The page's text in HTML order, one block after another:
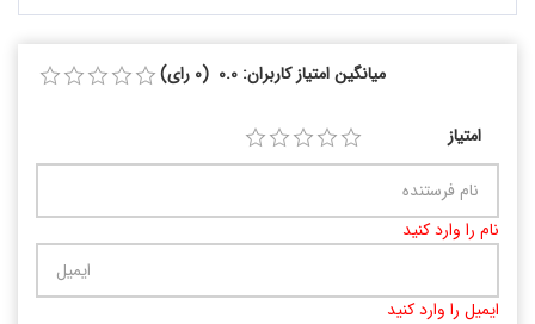
میانگین امتیاز کاربران: 0.0 (0 رای)
امتیاز
نام را وارد کنید
ایمیل را وارد کنید